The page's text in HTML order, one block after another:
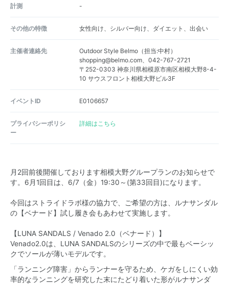
計測 -
その他の特徴 女性向け、シルバー向け、ダイエット、出会い
主催者連絡先
Outdoor Style Belmo（担当:中村）
shopping@belmo.com、042-767-2721
〒252-0303 神奈川県相模原市南区相模大野8-4-
10 サウスフロント相模大野ビル3F
イベントID E0106657
プライバシーポリシ
ー
詳細はこちら
月2回前後開催しております相模大野グループランのお知らせで
す。6月1回目は、6/7（金）19:30～(第33回目)になります。
今回はストライドラボ様の協力で、ご希望の方は、ルナサンダル
の【ベナード】試し履き会もあわせて実施します。
【LUNA SANDALS / Venado 2.0（ベナード）】
Venado2.0は、LUNA SANDALSのシリーズの中で最もベーシッ
クでソールが薄いモデルです。
「ランニング障害」からランナーを守るため、ケガをしにくい効
率的なランニングを研究した末にたどり着いた形がルナサンダ